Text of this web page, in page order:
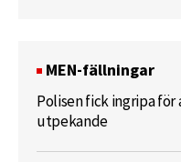
MEN-fällningar
Polisen fick ingripa
utpekande